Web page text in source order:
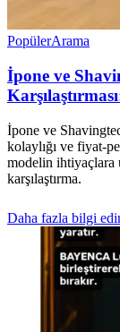
PopülerArama
İpone ve
İpone ve
kolaylığı ve fiyat-
modelin ihtiyaçlara
karşılaştırma.
Daha fazla bilgi